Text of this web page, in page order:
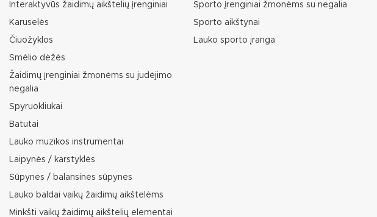
Interaktyvūs žaidimų aikštelių įrenginiai
Karuselės
Čiuožyklos
Smėlio dėžės
Žaidimų įrenginiai žmonėms su judėjimo
negalia
Spyruokliukai
Batutai
Lauko muzikos instrumentai
Laipynės / karstyklės
Sūpynės / balansinės sūpynės
Lauko baldai vaikų žaidimų aikštelėms
Minkšti vaikų žaidimų aikštelių elementai
Sporto įrenginiai žmonėms su negalia
Sporto aikštynai
Lauko sporto įranga